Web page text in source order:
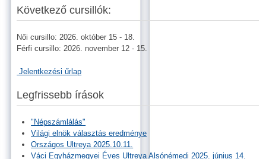
Következő cursillók:
Női cursillo: 2026. október 15 - 18.
Férfi cursillo: 2026. november 12 - 15.
Jelentkezési űrlap
Legfrissebb írások
"Népszámlálás"
Világi elnök választás eredménye
Országos Ultreya 2025.10.11.
Váci Egyházmegyei Éves Ultreya Alsónémedi 2025. június 14.